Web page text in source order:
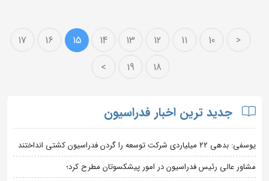
<
10
11
12
13
14
15
16
17
18
19
>
جدید ترین اخبار فدراسیون
یوسفی: بدهی ۲۲ میلیاردی شرکت توسعه را گردن فدراسیون کشتی انداختند
مشاور عالی رئیس فدراسیون در امور پیشکسوتان مطرح کرد؛